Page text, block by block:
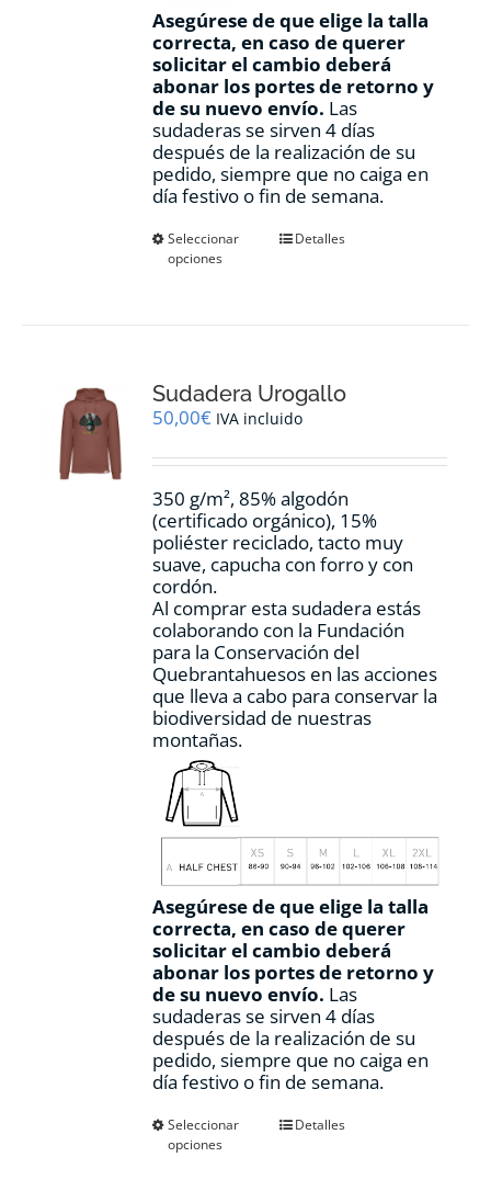
Asegúrese de que elige la talla
correcta, en caso de querer
solicitar el cambio deberá
abonar los portes de retorno y
de su nuevo envío. Las
sudaderas se sirven 4 días
después de la realización de su
pedido, siempre que no caiga en
día festivo o fin de semana.
Seleccionar
opciones
Este
se
pueden
en
página
de
producto
Detalles
Sudadera Urogallo
50,00€ IVA incluido
350 g/m², 85% algodón
(certificado orgánico), 15%
poliéster reciclado, tacto muy
suave, capucha con forro y con
cordón.
Al comprar esta sudadera estás
colaborando con la Fundación
para la Conservación del
Quebrantahuesos en las acciones
que lleva a cabo para conservar la
biodiversidad de nuestras
montañas.
Asegúrese de que elige la talla
correcta, en caso de querer
solicitar el cambio deberá
abonar los portes de retorno y
de su nuevo envío. Las
sudaderas se sirven 4 días
después de la realización de su
pedido, siempre que no caiga en
día festivo o fin de semana.
Seleccionar
opciones
EsteDetalles